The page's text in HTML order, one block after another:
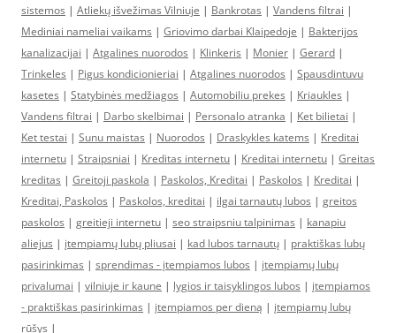
sistemos | Atliekų išvežimas Vilniuje | Bankrotas | Vandens filtrai |
Mediniai nameliai vaikams | Griovimo darbai Klaipedoje | Bakterijos
kanalizacijai | Atgalines nuorodos | Klinkeris | Monier | Gerard |
Trinkeles | Pigus kondicionieriai | Atgalines nuorodos | Spausdintuvu
kasetes | Statybinės medžiagos | Automobiliu prekes | Kriaukles |
Vandens filtrai | Darbo skelbimai | Personalo atranka | Ket bilietai |
Ket testai | Sunu maistas | Nuorodos | Draskykles katems | Kreditai
internetu | Straipsniai | Kreditas internetu | Kreditai internetu | Greitas
kreditas | Greitoji paskola | Paskolos, Kreditai | Paskolos | Kreditai |
Kreditai, Paskolos | Paskolos, kreditai | ilgai tarnautų lubos | greitos
paskolos | greitieji internetu | seo straipsniu talpinimas | kanapiu
aliejus | įtempiamų lubų pliusai | kad lubos tarnautų | praktiškas lubų
pasirinkimas | sprendimas - įtempiamos lubos | įtempiamų lubų
privalumai | vilniuje ir kaune | lygios ir taisyklingos lubos | įtempiamos
- praktiškas pasirinkimas | įtempiamos per dieną | įtempiamų lubų
rūšys |